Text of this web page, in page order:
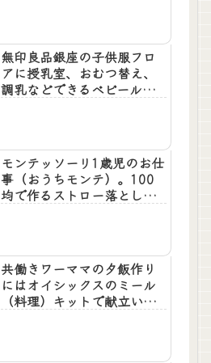
無印良品銀座の子供服フロ
アに授乳室、おむつ替え、
調乳などできるベビールー
モンテッソーリ1歳児のお仕
事（おうちモンテ）。100
均で作るストロー落とし。
共働きワーママの夕飯作り
にはオイシックスのミール
（料理）キットで献立いら